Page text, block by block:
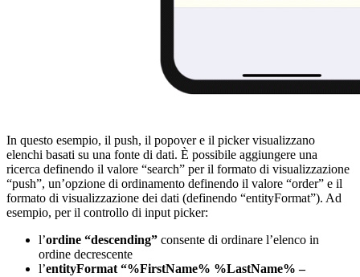
In questo esempio, il push, il popover e il picker visualizzano
elenchi basati su una fonte di dati. È possibile aggiungere una
ricerca definendo il valore “search” per il formato di visualizzazione
“push”, un’opzione di ordinamento definendo il valore “order” e il
formato di visualizzazione dei dati (definendo “entityFormat”). Ad
esempio, per il controllo di input picker:
l’ordine “descending” consente di ordinare l’elenco in
ordine decrescente
l’entityFormat “%FirstName% %LastName% –